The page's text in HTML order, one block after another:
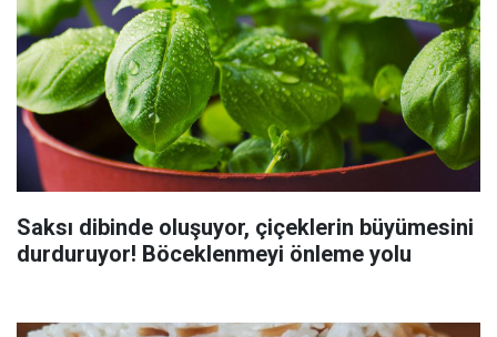
Saksı dibinde oluşuyor, çiçeklerin büyümesini
durduruyor! Böceklenmeyi önleme yolu